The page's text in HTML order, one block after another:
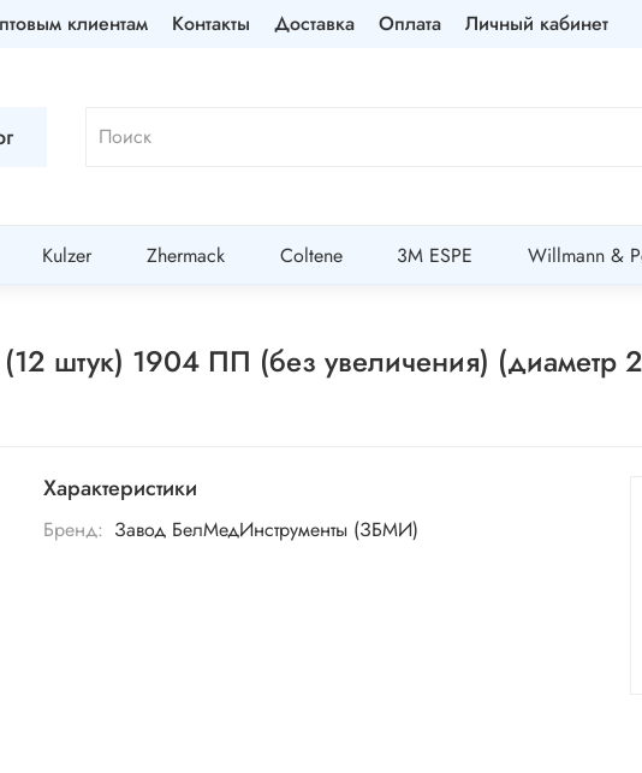
клиентам Контакты Доставка Оплата Личный кабинет
Kulzer Zhermack Coltene 3M ESPE Willmann &
штук) 1904 ПП (без увеличения) (диаметр
Характеристики
Бренд: Завод БелМедИнструменты (ЗБМИ)